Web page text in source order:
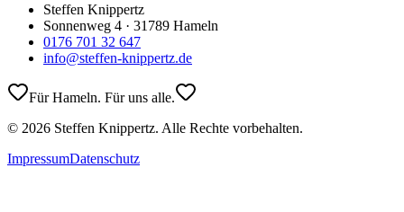
Steffen Knippertz
Sonnenweg 4 · 31789 Hameln
0176 701 32 647
info@steffen-knippertz.de
Für Hameln. Für uns alle.
© 2026 Steffen Knippertz. Alle Rechte vorbehalten.
ImpressumDatenschutz